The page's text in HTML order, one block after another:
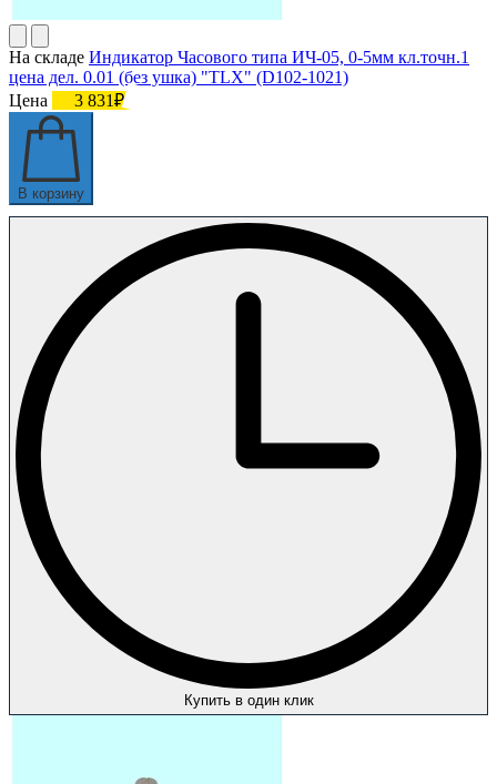
На складе Индикатор Часового типа ИЧ-05, 0-5мм кл.точн.1
цена дел. 0.01 (без ушка) "TLX" (D102-1021)
Цена
3 831₽
В корзину
Купить в один клик